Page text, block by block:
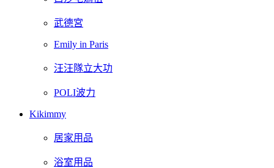
武德宮
Emily in Paris
汪汪隊立大功
POLI波力
Kikimmy
居家用品
浴室用品